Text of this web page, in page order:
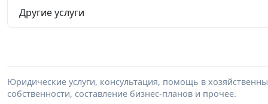
Другие услуги
Юридические услуги, консультация, помощь в
собственности, составление бизнес-планов и прочее.